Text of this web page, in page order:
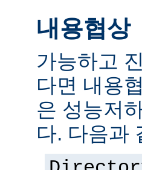
내용협상
가능하고
다면 내용
은 성능저
다. 다음과